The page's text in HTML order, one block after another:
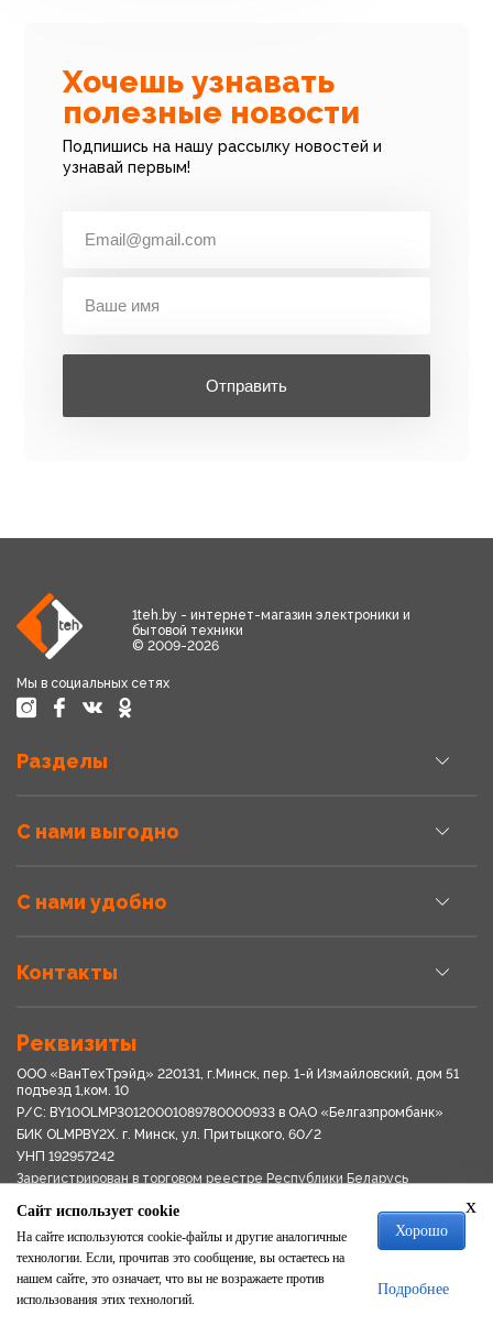
Хочешь узнавать
полезные новости
Подпишись на нашу рассылку новостей и
узнавай первым!
Отправить
1teh.by - интернет-магазин электроники и
бытовой техники
© 2009-2026
Мы в социальных сетях
Разделы
С нами выгодно
С нами удобно
Контакты
Реквизиты
ООО «ВанТехТрэйд» 220131, г.Минск, пер. 1-й Измайловский, дом 51
подъезд 1,ком. 10
Р/С: BY10OLMP30120001089780000933 в OАО «Белгазпромбанк»
БИК OLMPBY2X. г. Минск, ул. Притыцкого, 60/2
УНП 192957242
Зарегистрирован в торговом реестре Республики Беларусь
Свидетельство о регистрации № 192957242выдано 18.08.2017
Мингориспоплком
Политика обработки персональных данных
Положение о системе видеонаблюдения
Политика в отношении обработки файлов cookie
x
Сайт использует cookie
На сайте используются cookie-файлы и другие аналогичные
технологии. Если, прочитав это сообщение, вы остаетесь на
нашем сайте, это означает, что вы не возражаете против
использования этих технологий.
Хорошо
Подробнее